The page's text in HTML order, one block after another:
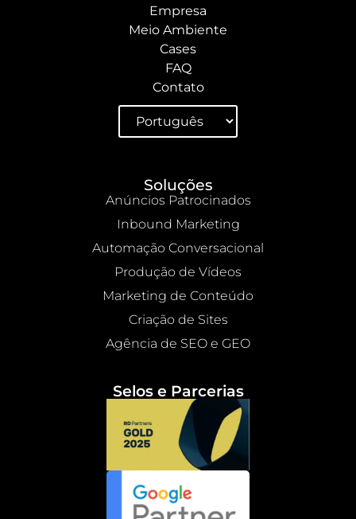
Empresa
Meio Ambiente
Cases
FAQ
Contato
Soluções
Anúncios Patrocinados
Inbound Marketing
Automação Conversacional
Produção de Vídeos
Marketing de Conteúdo
Criação de Sites
Agência de SEO e GEO
Selos e Parcerias